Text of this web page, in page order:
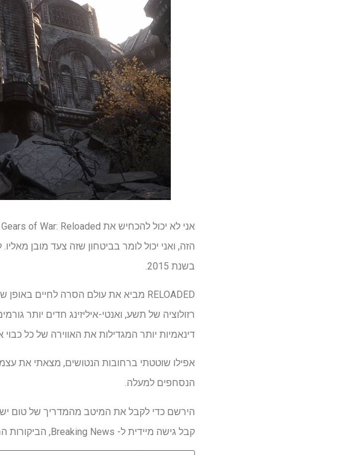
בשנת 2015.
רזולוציה של תשע, ואנטי-איליזינג חדים יותר
דינאמיות יותר המגדילות את האווירה של כל כבוי
אפילו שוטטתי ברחובות הנטושים, מצאתי את
הנסחפים למעלה.
הירשם כדי לקבל את המיטב מהמדריך של טום
קבל גישה מיידית ל- Breaking News, הביקורות החמות ביותר, מבצעים מעולים וטיפים מועילים.